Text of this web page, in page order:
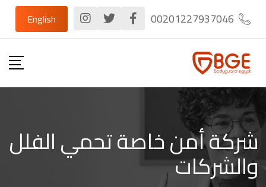
content
00201227937046
English
شركة أمن خاصة تحمي الفلل
والشركات